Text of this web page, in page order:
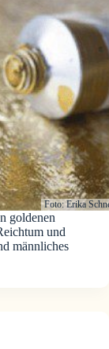
Foto: Erika
goldenen
und
männliches